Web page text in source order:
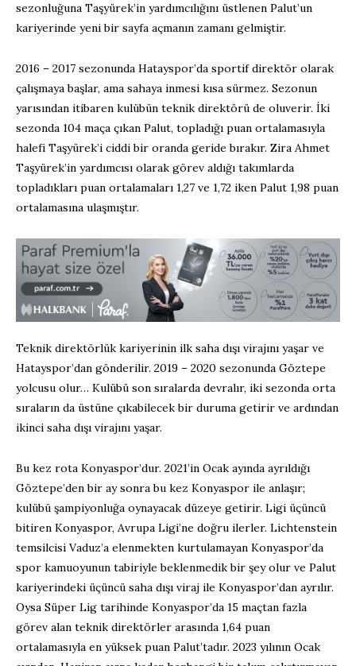
sezonluğuna Taşyürek’in yardımcılığını üstlenen Palut’un
kariyerinde yeni bir sayfa açmanın zamanı gelmiştir.
2016 – 2017 sezonunda Hatayspor’da sportif direktör olarak
çalışmaya başlar, ama sahaya inmesi kısa sürmez. Sezonun
yarısından itibaren kulübün teknik direktörü de oluverir. İki
sezonda 104 maça çıkan Palut, topladığı puan ortalamasıyla
halefi Taşyürek’i ciddi bir oranda geride bırakır. Zira Ahmet
Taşyürek’in yardımcısı olarak görev aldığı takımlarda
topladıkları puan ortalamaları 1,27 ve 1,72 iken Palut 1,98 puan
ortalamasına ulaşmıştır.
Teknik direktörlük kariyerinin ilk saha dışı virajını yaşar ve
Hatayspor’dan gönderilir. 2019 – 2020 sezonunda Göztepe
yolcusu olur… Kulübü son sıralarda devralır, iki sezonda orta
sıraların da üstüne çıkabilecek bir duruma getirir ve ardından
ikinci saha dışı virajını yaşar.
Bu kez rota Konyaspor’dur. 2021’in Ocak ayında ayrıldığı
Göztepe’den bir ay sonra bu kez Konyaspor ile anlaşır;
kulübü şampiyonluğa oynayacak düzeye getirir. Ligi üçüncü
bitiren Konyaspor, Avrupa Ligi’ne doğru ilerler. Lichtenstein
temsilcisi Vaduz’a elenmekten kurtulamayan Konyaspor’da
spor kamuoyunun tabiriyle beklenmedik bir şey olur ve Palut
kariyerindeki üçüncü saha dışı viraj ile Konyaspor’dan ayrılır.
Oysa Süper Lig tarihinde Konyaspor’da 15 maçtan fazla
görev alan teknik direktörler arasında 1,64 puan
ortalamasıyla en yüksek puan Palut’tadır. 2023 yılının Ocak